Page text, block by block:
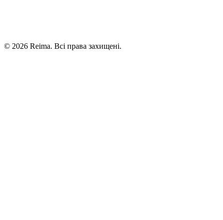
© 2026 Reima. Всі права захищені.